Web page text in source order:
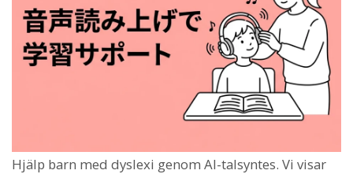
Hjälp barn med dyslexi genom AI-talsyntes. Vi visar